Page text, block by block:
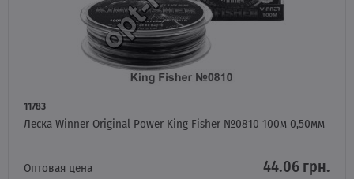
11783
Леска Winner Original Power King Fisher №0810 100м 0,50мм
Оптовая цена 44.06 грн.